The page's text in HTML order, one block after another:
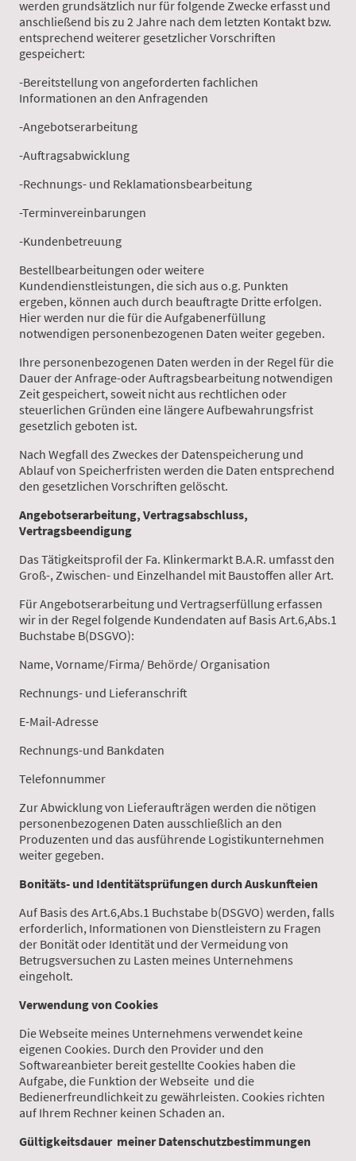
werden grundsätzlich nur für folgende Zwecke erfasst und
anschließend bis zu 2 Jahre nach dem letzten Kontakt bzw.
entsprechend weiterer gesetzlicher Vorschriften
gespeichert:
-Bereitstellung von angeforderten fachlichen
Informationen an den Anfragenden
-Angebotserarbeitung
-Auftragsabwicklung
-Rechnungs- und Reklamationsbearbeitung
-Terminvereinbarungen
-Kundenbetreuung
Bestellbearbeitungen oder weitere
Kundendienstleistungen, die sich aus o.g. Punkten
ergeben, können auch durch beauftragte Dritte erfolgen.
Hier werden nur die für die Aufgabenerfüllung
notwendigen personenbezogenen Daten weiter gegeben.
Ihre personenbezogenen Daten werden in der Regel für die
Dauer der Anfrage-oder Auftragsbearbeitung notwendigen
Zeit gespeichert, soweit nicht aus rechtlichen oder
steuerlichen Gründen eine längere Aufbewahrungsfrist
gesetzlich geboten ist.
Nach Wegfall des Zweckes der Datenspeicherung und
Ablauf von Speicherfristen werden die Daten entsprechend
den gesetzlichen Vorschriften gelöscht.
Angebotserarbeitung, Vertragsabschluss,
Vertragsbeendigung
Das Tätigkeitsprofil der Fa. Klinkermarkt B.A.R. umfasst den
Groß-, Zwischen- und Einzelhandel mit Baustoffen aller Art.
Für Angebotserarbeitung und Vertragserfüllung erfassen
wir in der Regel folgende Kundendaten auf Basis Art.6,Abs.1
Buchstabe B(DSGVO):
Name, Vorname/Firma/ Behörde/ Organisation
Rechnungs- und Lieferanschrift
E-Mail-Adresse
Rechnungs-und Bankdaten
Telefonnummer
Zur Abwicklung von Lieferaufträgen werden die nötigen
personenbezogenen Daten ausschließlich an den
Produzenten und das ausführende Logistikunternehmen
weiter gegeben.
Bonitäts- und Identitätsprüfungen durch Auskunfteien
Auf Basis des Art.6,Abs.1 Buchstabe b(DSGVO) werden, falls
erforderlich, Informationen von Dienstleistern zu Fragen
der Bonität oder Identität und der Vermeidung von
Betrugsversuchen zu Lasten meines Unternehmens
eingeholt.
Verwendung von Cookies
Die Webseite meines Unternehmens verwendet keine
eigenen Cookies. Durch den Provider und den
Softwareanbieter bereit gestellte Cookies haben die
Aufgabe, die Funktion der Webseite und die
Bedienerfreundlichkeit zu gewährleisten. Cookies richten
auf Ihrem Rechner keinen Schaden an.
Gültigkeitsdauer meiner Datenschutzbestimmungen